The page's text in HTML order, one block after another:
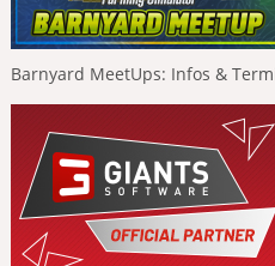
Barnyard MeetUps: Infos &